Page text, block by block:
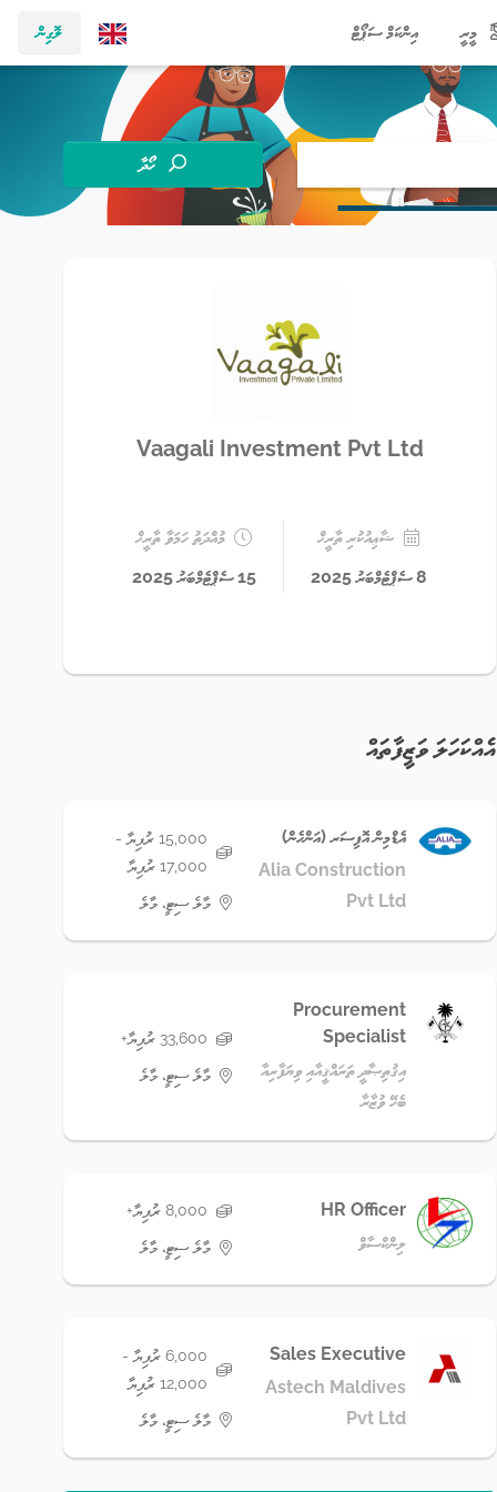
ލޮގިން މީރީ އިންކަމް ސަޕޯޓް
ހޯދާ
Vaagali Investment Pvt Ltd
ޝާޢިއުކުރި ތާރީޚް
8 ސެޕްޓެމްބަރު 2025
މުއްދަތު ހަމަވާ ތާރީޚް
15 ސެޕްޓެމްބަރު 2025
އެއްކަހަލަ ވަޒީފާތައް
އެޑްމިން އޮފިސަރ (އަންހެން)
Alia Construction
Pvt Ltd
15,000 ރުފިޔާ -
17,000 ރުފިޔާ
މާލެ ސިޓީ، މާލެ
Procurement
Specialist
އިޤުތިޞާދީ ތަރައްޤީއާއި ވިޔަފާރިއާ
ބެހޭ ވުޒާރާ
33,600 ރުފިޔާ+
މާލެ ސިޓީ، މާލެ
HR Officer
ލިންކްސާވް
8,000 ރުފިޔާ+
މާލެ ސިޓީ، މާލެ
Sales Executive
Astech Maldives
Pvt Ltd
6,000 ރުފިޔާ -
12,000 ރުފިޔާ
މާލެ ސިޓީ، މާލެ